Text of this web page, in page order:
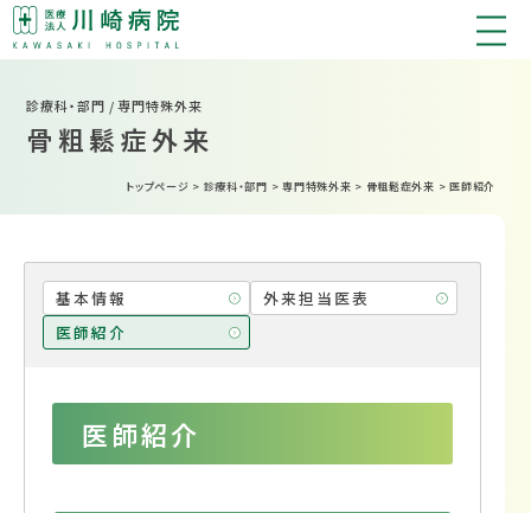
診療科・部門 / 専門特殊外来
骨粗鬆症外来
トップページ > 診療科・部門 >専門特殊外来 > 骨粗鬆症外来 >医師紹介
基本情報
外来担当医表
医師紹介
医師紹介